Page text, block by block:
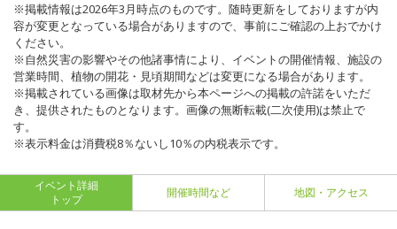
※掲載情報は2026年3月時点のものです。随時更新をしておりますが内
容が変更となっている場合がありますので、事前にご確認の上おでかけ
ください。
※自然災害の影響やその他諸事情により、イベントの開催情報、施設の
営業時間、植物の開花・見頃期間などは変更になる場合があります。
※掲載されている画像は取材先から本ページへの掲載の許諾をいただ
き、提供されたものとなります。画像の無断転載(二次使用)は禁止で
す。
※表示料金は消費税8％ないし10％の内税表示です。
イベント詳細
トップ
開催時間など 地図・アクセス